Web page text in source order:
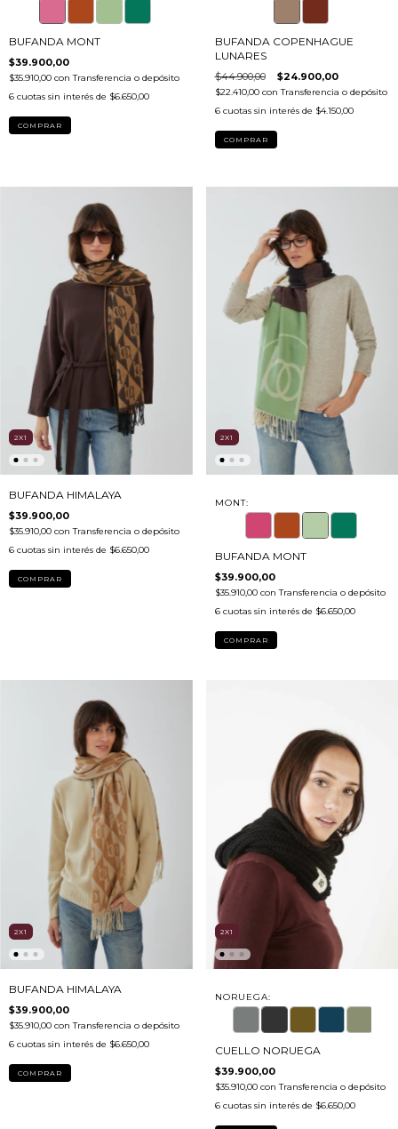
BUFANDA MONT
$39.900,00
$35.910,00 con Transferencia o depósito
6 cuotas sin interés de $6.650,00
COMPRAR
BUFANDA COPENHAGUE
LUNARES
$44.900,00 $24.900,00
$22.410,00 con Transferencia o depósito
6 cuotas sin interés de $4.150,00
2X1
BUFANDA HIMALAYA
$39.900,00
$35.910,00 con Transferencia o depósito
6 cuotas sin interés de $6.650,00
COMPRAR
2X1
MONT:
BUFANDA MONT
$39.900,00
$35.910,00 con Transferencia o depósito
6 cuotas sin interés de $6.650,00
COMPRAR
2X1
BUFANDA HIMALAYA
$39.900,00
$35.910,00 con Transferencia o depósito
6 cuotas sin interés de $6.650,00
COMPRAR
2X1
NORUEGA:
CUELLO NORUEGA
$39.900,00
$35.910,00 con Transferencia o depósito
6 cuotas sin interés de $6.650,00